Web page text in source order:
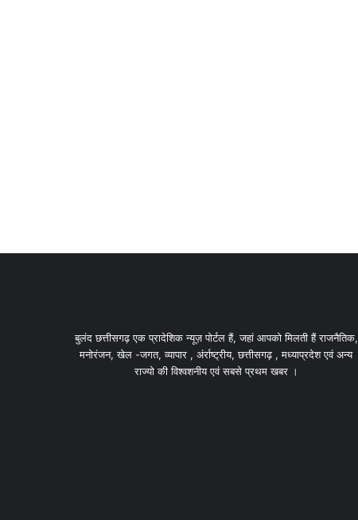
बुलंद छत्तीसगढ़ एक प्रादेशिक न्यूज़ पोर्टल हैं, जहां आपको मिलती हैं राजनैतिक,
मनोरंजन, खेल -जगत, व्यापार , अंर्राष्ट्रीय, छत्तीसगढ़ , मध्याप्रदेश एवं अन्य
राज्यो की विश्वशनीय एवं सबसे प्रथम खबर ।